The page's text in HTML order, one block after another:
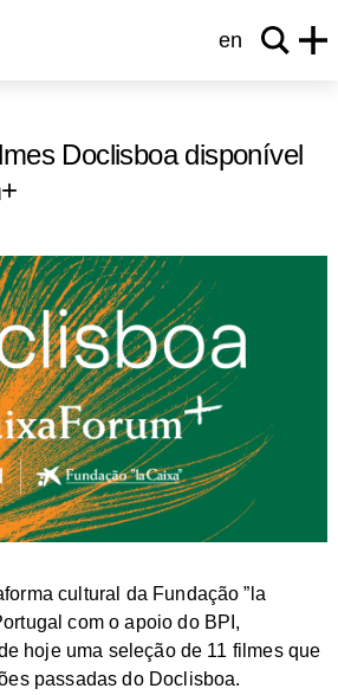
en
Doclisboa disponível
cultural da Fundação ”la
com o apoio do BPI,
hoje uma seleção de 11 filmesque
passadas do Doclisboa.